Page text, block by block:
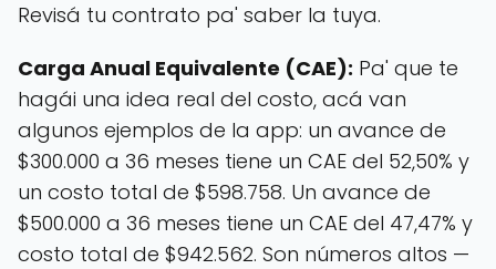
Revisá tu contrato pa' saber la tuya.
Carga Anual Equivalente (CAE): Pa' que te
hagái una idea real del costo, acá van
algunos ejemplos de la app: un avance de
$300.000 a 36 meses tiene un CAE del 52,50% y
un costo total de $598.758. Un avance de
$500.000 a 36 meses tiene un CAE del 47,47% y
costo total de $942.562. Son números altos —